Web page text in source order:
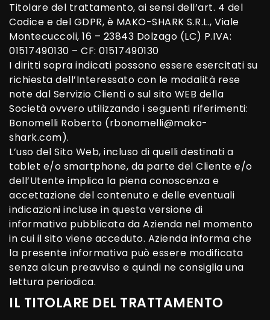
Titolare del trattamento, ai sensi dell’art. 4 del
Codice e del GDPR, è MAKO-SHARK S.R.L., Viale
Montecuccoli, 16 – 23843 Dolzago (LC) P.IVA:
01517490130 – CF: 01517490130
I diritti sopra indicati possono essere esercitati su
richiesta dell’Interessato con le modalità rese
note dal Servizio Clienti o sul sito WEB della
Società ovvero utilizzando i seguenti riferimenti:
Bonomelli Roberto (rbonomelli@mako-
shark.com).
L’uso del Sito Web, incluso di quelli destinati a
tablet e/o smartphone, da parte del Cliente e/o
dell’Utente implica la piena conoscenza e
accettazione del contenuto e delle eventuali
indicazioni incluse in questa versione di
informativa pubblicata da Azienda nel momento
in cui il sito viene acceduto. Azienda informa che
la presente informativa può essere modificata
senza alcun preavviso e quindi ne consiglia una
lettura periodica.
IL TITOLARE DEL TRATTAMENTO